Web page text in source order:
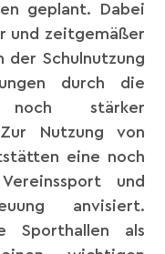
geplant. Dabei
und zeitgemäßer
der Schulnutzung
durch die
noch stärker
Nutzung von
eine noch
und
anvisiert.
Sporthallen als